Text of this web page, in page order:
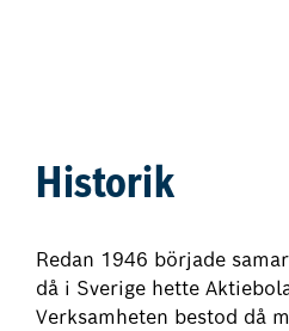
Historik
Redan 1946 började
då i Sverige hette
Verksamheten bestod då